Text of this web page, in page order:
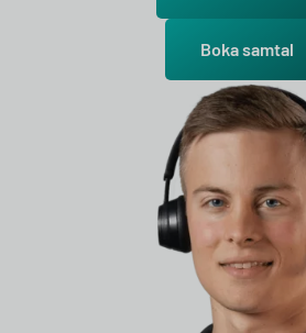
Boka samtal